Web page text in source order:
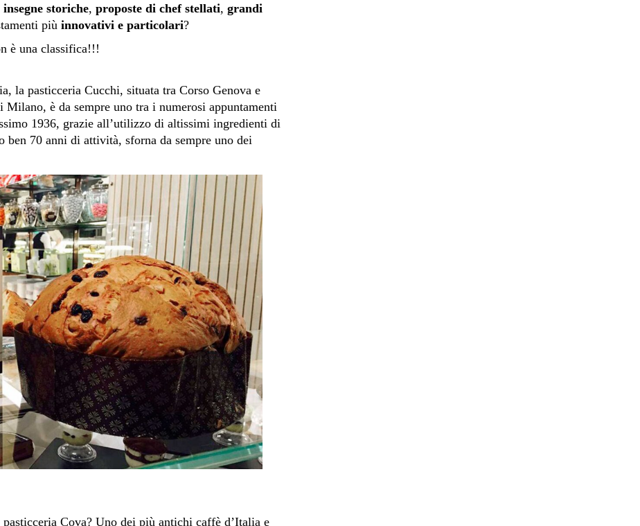
insegne storiche, proposte di chef stellati, grandi
più innovativi e particolari?
è una classifica!!!
la pasticceria Cucchi, situata tra Corso Genova e
Milano, è da sempre uno tra i numerosi appuntamenti
1936, grazie all’utilizzo di altissimi ingredienti di
70 anni di attività, sforna da sempre uno dei
Cova? Uno dei più antichi caffè d’Italia e